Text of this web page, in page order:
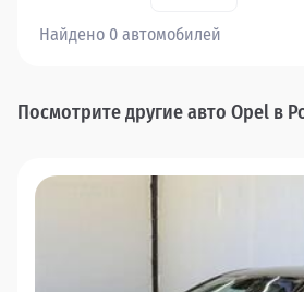
Найдено 0 автомобилей
Посмотрите другие авто Opel в